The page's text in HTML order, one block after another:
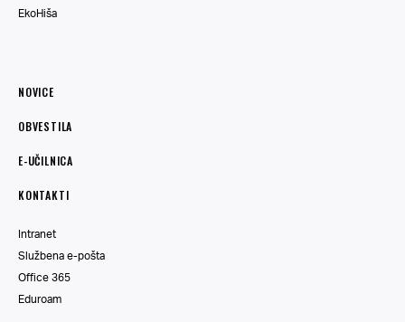
EkoHiša
NOVICE
OBVESTILA
E-UČILNICA
KONTAKTI
Intranet
Službena e-pošta
Office 365
Eduroam